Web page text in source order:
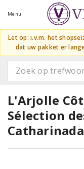
Menu
Let op: i.v.m. het
dat uw pakket er
L'Arjolle
Sélection